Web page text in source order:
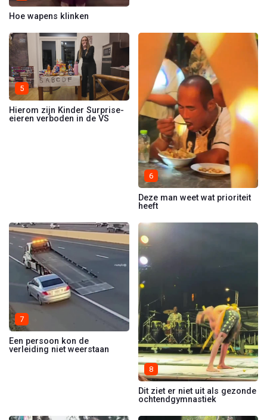
Hoe wapens klinken
5
Hierom zijn Kinder Surprise-
eieren verboden in de VS
6
Deze man weet wat prioriteit
heeft
7
Een persoon kon de
verleiding niet weerstaan
8
Dit ziet er niet uit als gezonde
ochtendgymnastiek